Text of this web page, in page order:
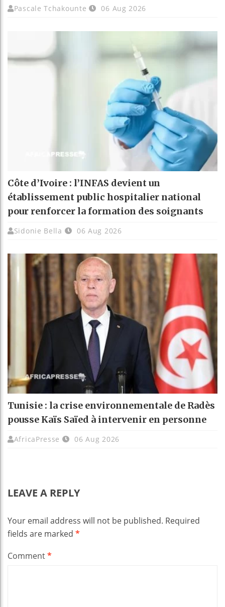
Pascale Tchakounte 06 Aug 2026
Côte d’Ivoire : l’INFAS devient un
établissement public hospitalier national
pour renforcer la formation des soignants
Sidonie Bella 06 Aug 2026
Tunisie : la crise environnementale de Radès
pousse Kaïs Saïed à intervenir en personne
AfricaPresse 06 Aug 2026
LEAVE A REPLY
Your email address will not be published. Required
fields are marked *
Comment*